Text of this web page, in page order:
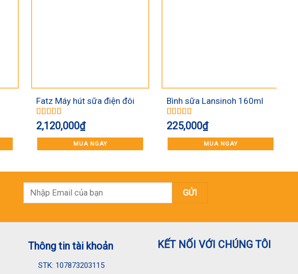
Fatz Máy hút sữa điện đôi
Dual 1 FB1110RH
Được xếp
hạng5.005
sao
2,120,000₫
MUA NGAY
Bình sữa Lansinoh 160ml
Được xếp
hạng5.005
sao
225,000₫
MUA NGAY
Thông tin tài khoản
STK: 107873203115
KẾT NỐI VỚI CHÚNG TÔI